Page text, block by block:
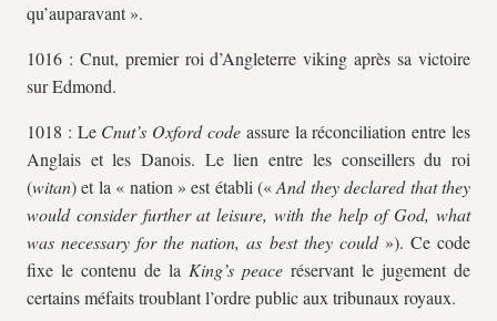
qu’auparavant ».
1016 : Cnut, premier roi d’Angleterre viking après sa victoire
sur Edmond.
1018 : Le Cnut’s Oxford code assure la réconciliation entre les
Anglais et les Danois. Le lien entre les conseillers du roi
(witan) et la « nation » est établi («And they declared that they
would consider further at leisure, with the help of God, what
was necessary for the nation, as best they could»). Ce code
fixe le contenu de la King’s peace réservant le jugement de
certains méfaits troublant l’ordre public aux tribunaux royaux.